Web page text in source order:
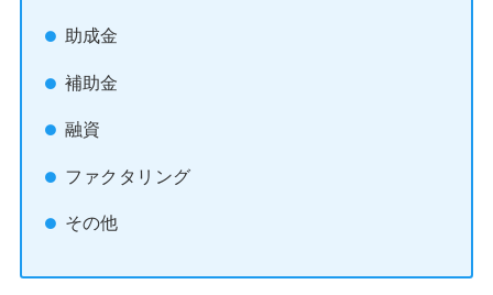
助成金
補助金
融資
ファクタリング
その他